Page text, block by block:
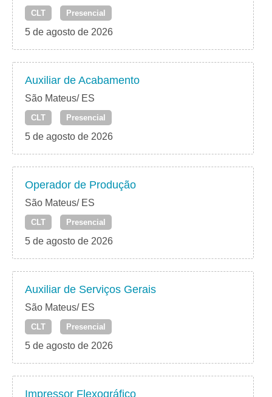
CLT Presencial
5 de agosto de 2026
Auxiliar de Acabamento
São Mateus/ ES
CLT Presencial
5 de agosto de 2026
Operador de Produção
São Mateus/ ES
CLT Presencial
5 de agosto de 2026
Auxiliar de Serviços Gerais
São Mateus/ ES
CLT Presencial
5 de agosto de 2026
Impressor Flexográfico